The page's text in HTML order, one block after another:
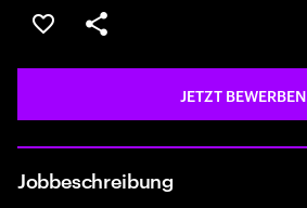
JOB SPEICHERN
Teilen
JETZT BEWERBEN
Jobbeschreibung